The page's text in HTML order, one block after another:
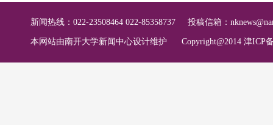
新闻热线：022-23508464 022-85358737 投稿信箱：
本网站由南开大学新闻中心设计维护 Copyright@2014 津ICP